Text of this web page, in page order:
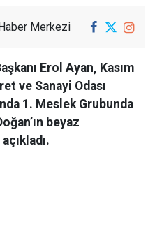
Merkezi
Erol Ayan, Kasım
ve Sanayi Odası
1. Meslek Grubunda
beyaz